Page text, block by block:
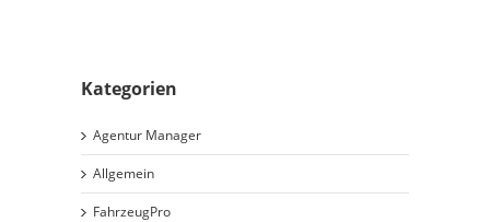
Kategorien
Agentur Manager
Allgemein
FahrzeugPro